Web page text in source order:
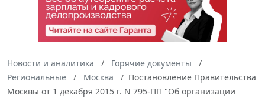
Новости и аналитика
Горячие документы
Региональные
Москва
Постановление Правительства
Москвы от 1 декабря 2015 г. N 795-ПП "Об организации